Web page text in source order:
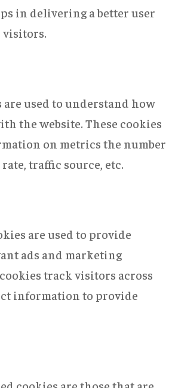
in delivering a better user
visitors.
used to understand how
the website. These cookies
on metrics the number
traffic source, etc.
are used to provide
ads and marketing
track visitors across
information to provide